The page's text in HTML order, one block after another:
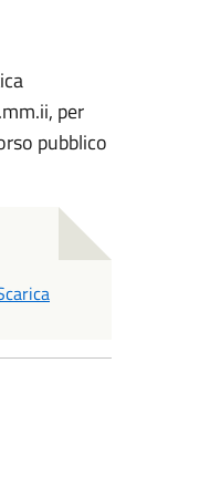
per
pubblico